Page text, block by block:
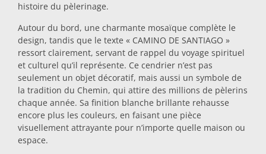
Verres
Verres à shot
histoire du pèlerinage.
Autour du bord, une charmante mosaïque complète le
design, tandis que le texte « CAMINO DE SANTIAGO »
ressort clairement, servant de rappel du voyage spirituel
et culturel qu’il représente. Ce cendrier n’est pas
seulement un objet décoratif, mais aussi un symbole de
la tradition du Chemin, qui attire des millions de pèlerins
chaque année. Sa finition blanche brillante rehausse
encore plus les couleurs, en faisant une pièce
visuellement attrayante pour n’importe quelle maison ou
espace.